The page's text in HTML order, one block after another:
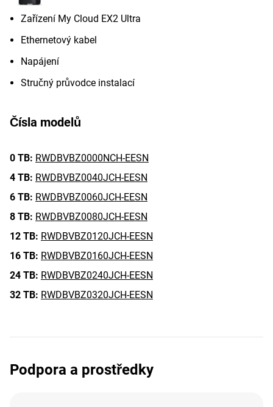
Zařízení My Cloud EX2 Ultra
Ethernetový kabel
Napájení
Stručný průvodce instalací
Čísla modelů
0 TB: RWDBVBZ0000NCH-EESN
4 TB: RWDBVBZ0040JCH-EESN
6 TB: RWDBVBZ0060JCH-EESN
8 TB: RWDBVBZ0080JCH-EESN
12 TB: RWDBVBZ0120JCH-EESN
16 TB: RWDBVBZ0160JCH-EESN
24 TB: RWDBVBZ0240JCH-EESN
32 TB: RWDBVBZ0320JCH-EESN
Podpora a prostředky